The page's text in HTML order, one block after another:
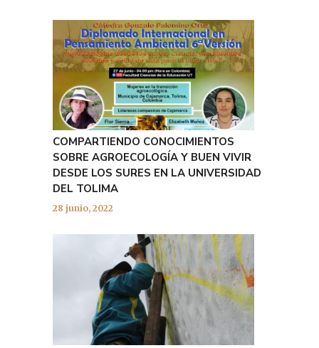
COMPARTIENDO CONOCIMIENTOS
SOBRE AGROECOLOGÍA Y BUEN VIVIR
DESDE LOS SURES EN LA UNIVERSIDAD
DEL TOLIMA
28 junio, 2022